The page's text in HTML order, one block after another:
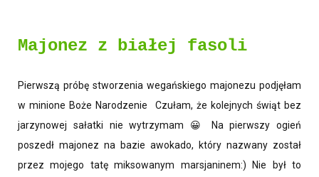
Majonez z białej fasoli
Pierwszą próbę stworzenia wegańskiego majonezu podjęłam
w minione Boże Narodzenie Czułam, że kolejnych świąt bez
jarzynowej sałatki nie wytrzymam 😀 Na pierwszy ogień
poszedł majonez na bazie awokado, który nazwany został
przez mojego tatę miksowanym marsjaninem:) Nie był to